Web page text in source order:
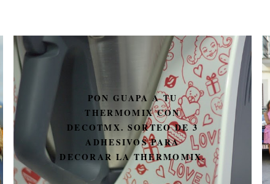
PON GUAPA A TU
THERMOMIX CON
DECOTMX. SORTEO DE 3
ADHESIVOS PARA
DECORAR LA THERMOMIX.